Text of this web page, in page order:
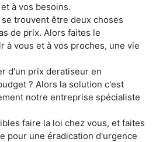
à vos besoins.
trouvent être deux choses
de prix. Alors faites le
à vous et à vos proches, une vie
d'un prix deratiseur en
? Alors la solution c'est
notre entreprise spécialiste
faire la loi chez vous, et faites
pour une éradication d'urgence